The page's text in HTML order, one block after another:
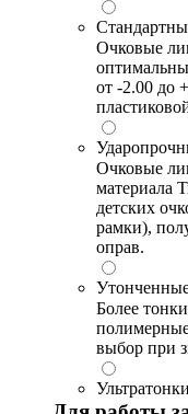
Очковые
от -2.00 до
Очковые
материала
детских
рамки),
оправ.
Более
выбор при